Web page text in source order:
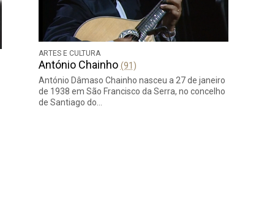
ARTES E CULTURA
António Chainho (91)
António Dâmaso Chainho nasceu a 27 de janeiro
de 1938 em São Francisco da Serra, no concelho
de Santiago do…